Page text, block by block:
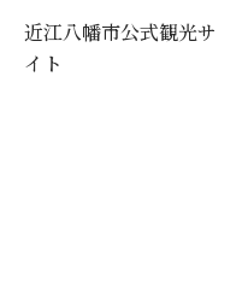
近江八幡市公式観光サ
イト